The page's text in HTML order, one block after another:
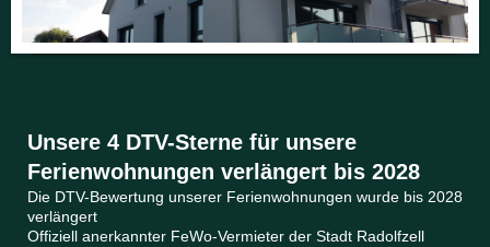
Unsere 4 DTV-Sterne für unsere
Ferienwohnungen verlängert bis 2028
Die DTV-Bewertung unserer Ferienwohnungen wurde bis 2028
verlängert
Offiziell anerkannter FeWo-Vermieter der Stadt Radolfzell